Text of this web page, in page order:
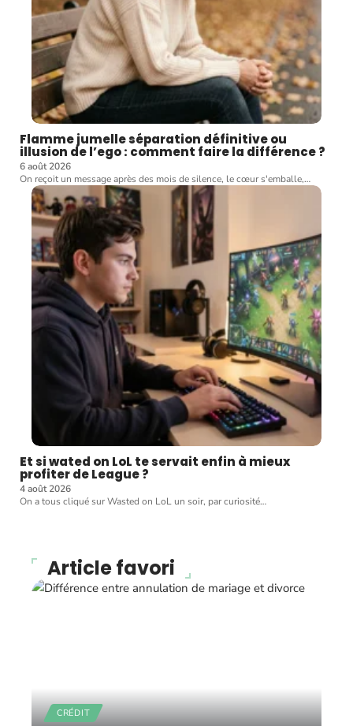
Flamme jumelle séparation définitive ou
illusion de l’ego : comment faire la différence ?
6 août 2026
On reçoit un message après des mois de silence, le cœur s'emballe,…
Et si wated on LoL te servait enfin à mieux
profiter de League ?
4 août 2026
On a tous cliqué sur Wasted on LoL un soir, par curiosité…
Article favori
CRÉDIT